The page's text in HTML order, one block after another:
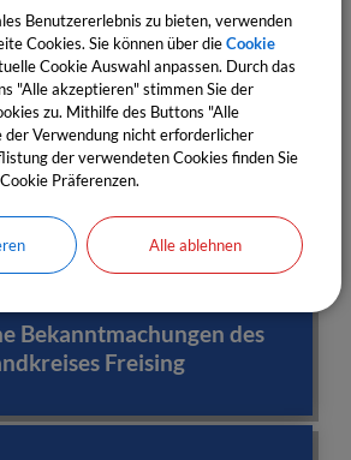
für Senioren
Behörden
Bekanntmachungen des
Freising
Benutzererlebnis zu bieten, verwenden
Cookies. Sie können über dieCookie
Cookie Auswahl anpassen. Durch das
"Alle akzeptieren" stimmen Sie der
zu. Mithilfe des Buttons "Alle
der Verwendung nicht erforderlicher
der verwendeten Cookies finden Sie
Präferenzen.
Alle ablehnen